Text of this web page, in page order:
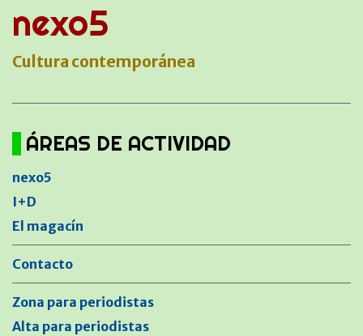
nexo5
Cultura contemporánea
ÁREAS DE ACTIVIDAD
nexo5
I+D
El magacín
Contacto
Zona para periodistas
Alta para periodistas